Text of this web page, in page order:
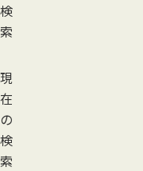
検
索
現
在
の
検
索